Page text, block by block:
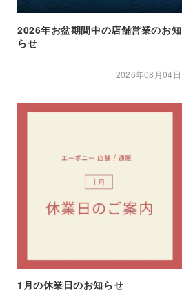
2026年お盆期間中の店舗営業のお知
らせ
2026年08月04日
1月の休業日のお知らせ